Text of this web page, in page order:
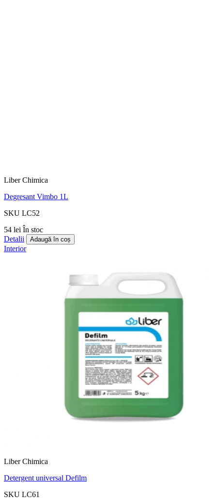
Liber Chimica
Degresant Vimbo 1L
SKU LC52
54 lei În stoc
Detalii
Adaugă în coș
Interior
Liber Chimica
Detergent universal Defilm
SKU LC61